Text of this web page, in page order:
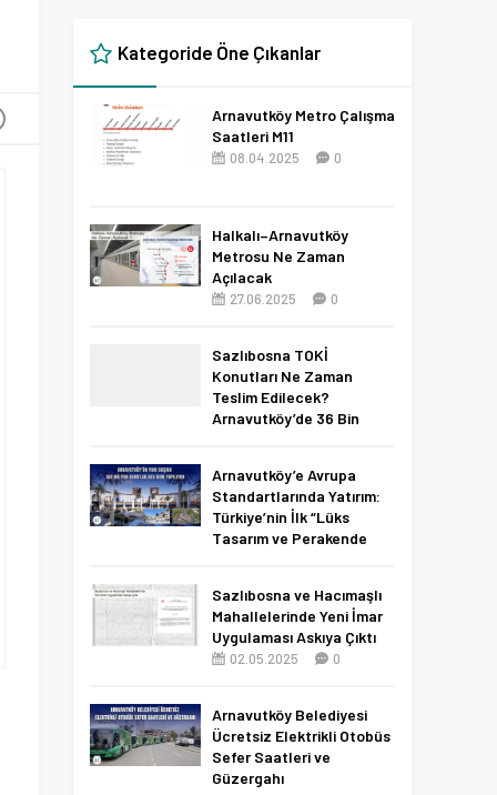
Kategoride Öne Çıkanlar
Arnavutköy Metro Çalışma
Saatleri M11
08.04.2025 0
Halkalı–Arnavutköy
Metrosu Ne Zaman
Açılacak
27.06.2025 0
Sazlıbosna TOKİ
Konutları Ne Zaman
Teslim Edilecek?
Arnavutköy’de 36 Bin
11.04.2026 0
Arnavutköy’e Avrupa
Standartlarında Yatırım:
Türkiye’nin İlk “Lüks
Tasarım ve Perakende
Sazlıbosna ve Hacımaşlı
Mahallelerinde Yeni İmar
Uygulaması Askıya Çıktı
02.05.2025 0
Arnavutköy Belediyesi
Ücretsiz Elektrikli Otobüs
Sefer Saatleri ve
Güzergahı